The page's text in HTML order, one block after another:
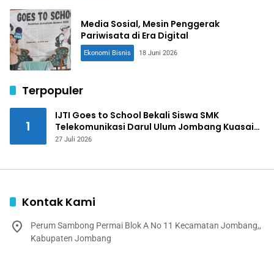
Media Sosial, Mesin Penggerak
Pariwisata di Era Digital
Ekonomi Bisnis 18 Juni 2026
Terpopuler
1
IJTI Goes to School Bekali Siswa SMK
Telekomunikasi Darul Ulum Jombang Kuasai
Jurnalistik Digital
27 Juli 2026
Kontak Kami
Perum Sambong Permai Blok A No 11 Kecamatan Jombang,,
Kabupaten Jombang